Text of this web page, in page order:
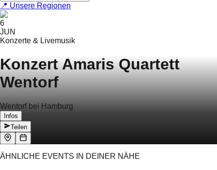
📍 Unsere Regionen
6
JUN
Konzerte & Livemusik
Konzert Amaris Quartett
Wentorf
Wentorf bei Hamburg
Infos
Teilen
ÄHNLICHE EVENTS IN DEINER NÄHE